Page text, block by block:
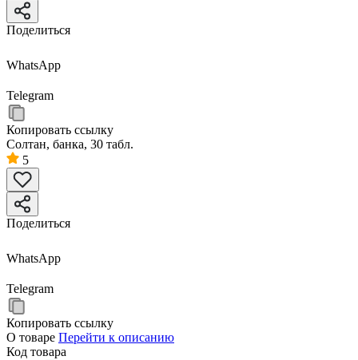
Поделиться
WhatsApp
Telegram
Копировать ссылку
Солтан, банка, 30 табл.
5
Поделиться
WhatsApp
Telegram
Копировать ссылку
О товаре Перейти к описанию
Код товара